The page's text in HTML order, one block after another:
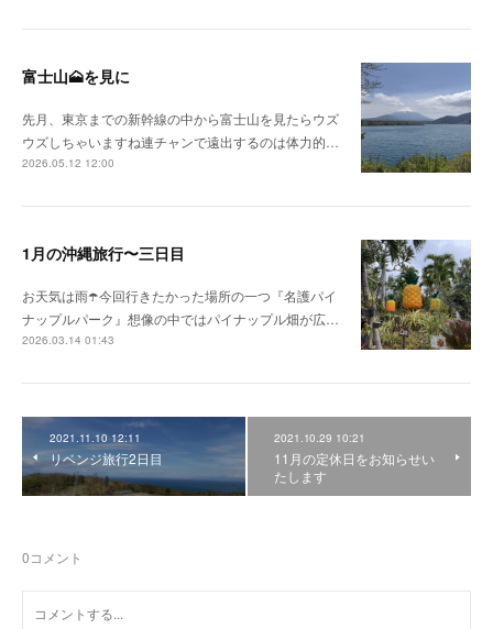
富士山🗻を見に
先月、東京までの新幹線の中から富士山を見たらウズ
ウズしちゃいますね連チャンで遠出するのは体力的…
2026.05.12 12:00
1月の沖縄旅行〜三日目
お天気は雨☂️今回行きたかった場所の一つ『名護パイ
ナップルパーク』想像の中ではパイナップル畑が広…
2026.03.14 01:43
2021.11.10 12:11
リベンジ旅行2日目
2021.10.29 10:21
11月の定休日をお知らせい
たします
0コメント